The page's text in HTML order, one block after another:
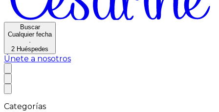
Buscar
Cualquier fecha
·
2 Huéspedes
Únete a nosotros
Categorías